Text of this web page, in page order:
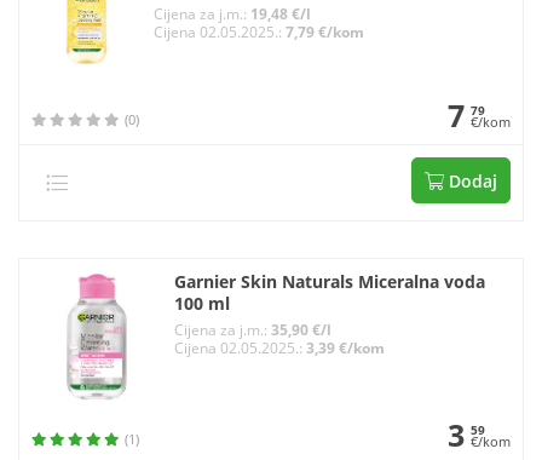
Cijena za j.m.: 19,48 €/l
Cijena 02.05.2025.: 7,79 €/kom
(0) 7 79
€/kom
Dodaj
Garnier Skin Naturals Miceralna voda
100 ml
Cijena za j.m.:35,90 €/l
Cijena 02.05.2025.:3,39 €/kom
(1) 3 59
€/kom